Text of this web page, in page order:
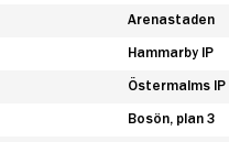
Arenastaden
Hammarby IP
Östermalms IP
Bosön, plan 3